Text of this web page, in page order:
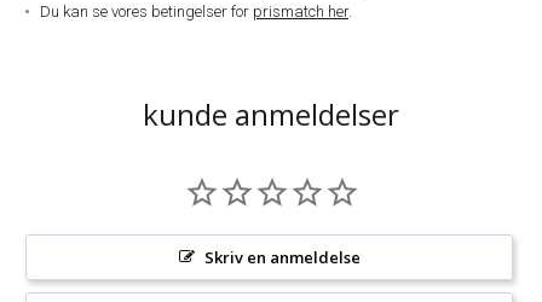
Du kan se vores betingelser for prismatch her.
kunde anmeldelser
Skriv en anmeldelse